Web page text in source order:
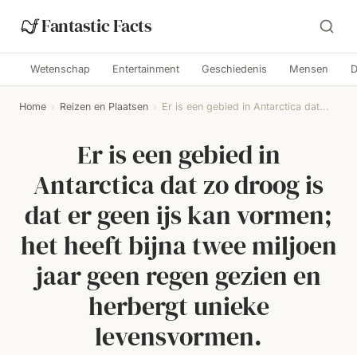
Fantastic Facts
Wetenschap Entertainment Geschiedenis Mensen
Home › Reizen en Plaatsen › Er is een gebied in Antarctica dat...
Er is een gebied in
Antarctica dat zo droog is
dat er geen ijs kan vormen;
het heeft bijna twee miljoen
jaar geen regen gezien en
herbergt unieke
levensvormen.